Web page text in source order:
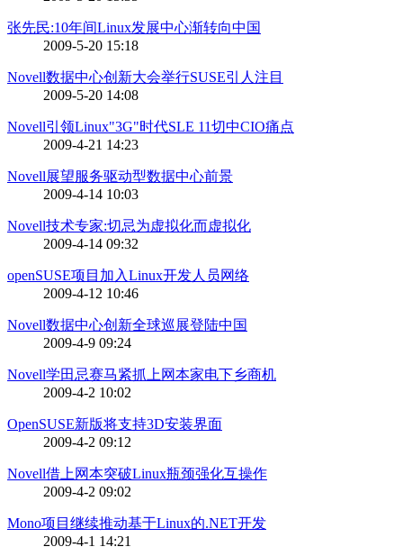
张先民:10年间Linux发展中心渐转向中国
2009-5-20 15:18
Novell数据中心创新大会举行SUSE引人注目
2009-5-20 14:08
Novell引领Linux"3G"时代SLE 11切中CIO痛点
2009-4-21 14:23
Novell展望服务驱动型数据中心前景
2009-4-14 10:03
Novell技术专家:切忌为虚拟化而虚拟化
2009-4-14 09:32
openSUSE项目加入Linux开发人员网络
2009-4-12 10:46
Novell数据中心创新全球巡展登陆中国
2009-4-9 09:24
Novell学田忌赛马紧抓上网本家电下乡商机
2009-4-2 10:02
OpenSUSE新版将支持3D安装界面
2009-4-2 09:12
Novell借上网本突破Linux瓶颈强化互操作
2009-4-2 09:02
Mono项目继续推动基于Linux的.NET开发
2009-4-1 14:21